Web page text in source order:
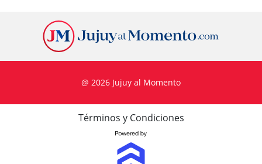
@ 2026 Jujuy al Momento
Términos y Condiciones